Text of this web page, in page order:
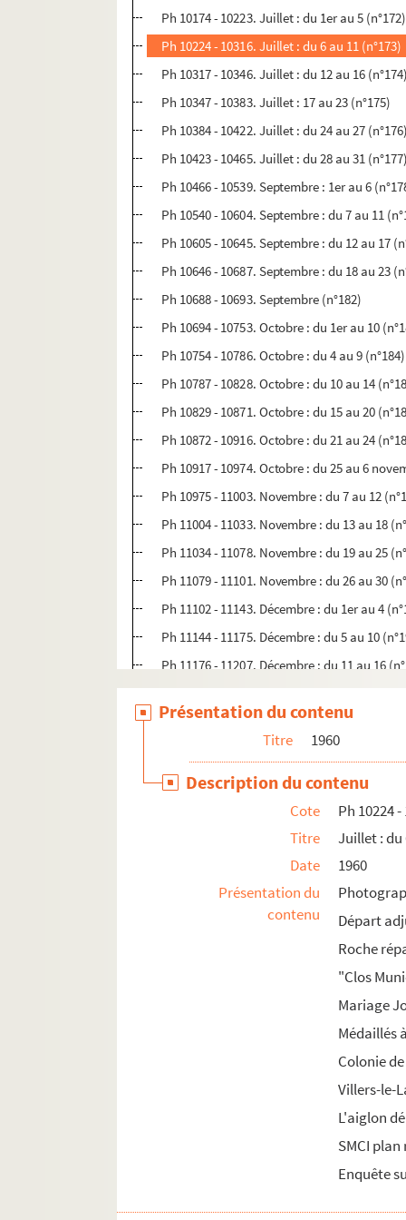
Ph 10174 - 10223. Juillet : du 1er au 5 (n°172)
Ph 10224 - 10316. Juillet : du 6 au 11 (n°173)
Ph 10317 - 10346. Juillet : du 12 au 16
Ph 10347 - 10383. Juillet : 17 au 23 (n°175)
Ph 10384 - 10422. Juillet : du 24 au 27
Ph 10423 - 10465. Juillet : du 28 au 31
Ph 10466 - 10539. Septembre : 1er au 6
Ph 10540 - 10604. Septembre : du 7 au 11
Ph 10605 - 10645. Septembre : du 12 au 17
Ph 10646 - 10687. Septembre : du 18 au 23
Ph 10688 - 10693. Septembre (n°182)
Ph 10694 - 10753. Octobre : du 1er au 10
Ph 10754 - 10786. Octobre : du 4 au 9 (n°184)
Ph 10787 - 10828. Octobre : du 10 au 14
Ph 10829 - 10871. Octobre : du 15 au 20
Ph 10872 - 10916. Octobre : du 21 au 24
Ph 10917 - 10974. Octobre : du 25 au 6
Ph 10975 - 11003. Novembre : du 7 au 12
Ph 11004 - 11033. Novembre : du 13 au 18
Ph 11034 - 11078. Novembre : du 19 au 25
Ph 11079 - 11101. Novembre : du 26 au 30
Ph 11102 - 11143. Décembre : du 1er au 4
Ph 11144 - 11175. Décembre : du 5 au 10
Ph 11176 - 11207. Décembre : du 11 au 16
Ph 11208 - 11250. Décembre : du 17 au 18
Ph 11251 - 11310. Décembre : 20 au 24
Ph 11311 - 11356. Décembre : du 25 au 31
Ph 11357 - 11359. n°199-2
Présentation du contenu
Titre 1960
Description du contenu
Cote
Ph 10224 -
Titre
Juillet : du
Date
1960
Présentation du
contenu
Départ
Roche
"Clos
Mariage
Médaillés
Colonie
Villers-le-
L'aiglon
SMCI
Enquête